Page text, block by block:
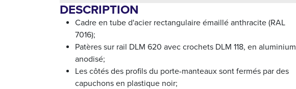
DESCRIPTION
Cadre en tube d'acier rectangulaire émaillé anthracite (RAL
7016);
Patères sur rail DLM 620 avec crochets DLM 118, en aluminium
anodisé;
Les côtés des profils du porte-manteaux sont fermés par des
capuchons en plastique noir;